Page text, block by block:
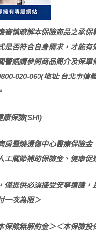
審慎暸解本保險商品之承
是否符合自身需求，才能
警語請參閱商品簡介及保
020-060(地址:台北市信
康保險(SHI)
房暨燒燙傷中心醫療保險
工關節補助保險金、健康促
僅提供必須接受安寧療護
一次為限＞
保險無解約金＞＜本保險